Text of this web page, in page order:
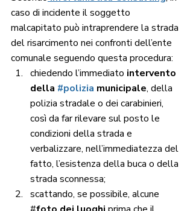
caso di incidente il soggetto
malcapitato può intraprendere la strada
del risarcimento nei confronti dell’ente
comunale seguendo questa procedura:
chiedendo l’immediato intervento
della #polizia municipale, della
polizia stradale o dei carabinieri,
così da far rilevare sul posto le
condizioni della strada e
verbalizzare, nell’immediatezza del
fatto, l’esistenza della buca o della
strada sconnessa;
scattando, se possibile, alcune